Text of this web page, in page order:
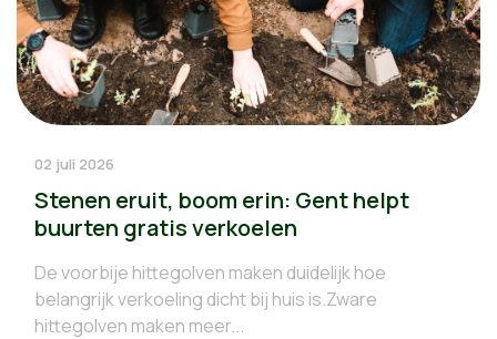
02 juli 2026
Stenen eruit, boom erin: Gent helpt
buurten gratis verkoelen
De voorbije hittegolven maken duidelijk hoe
belangrijk verkoeling dicht bij huis is.Zware
hittegolven maken meer...